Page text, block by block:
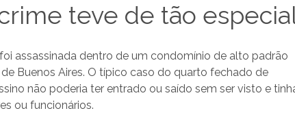
teve de tão
assassinada dentro de um condomínio de alto padrão
Buenos Aires. O típico caso do quarto fechado de
não poderia ter entrado ou saído sem ser visto e
ou funcionários.